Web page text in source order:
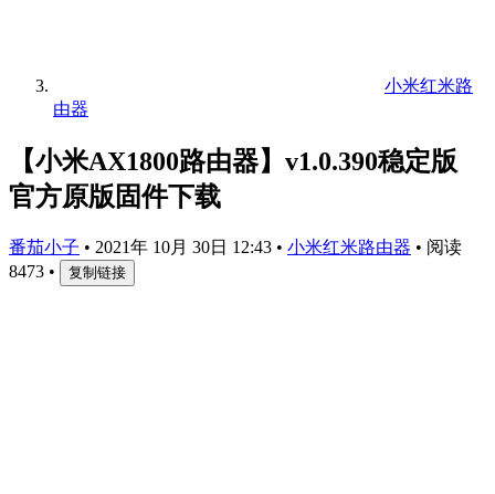
小米红米路
由器
【小米AX1800路由器】v1.0.390稳定版
官方原版固件下载
番茄小子 • 2021年 10月 30日 12:43 • 小米红米路由器 • 阅读
8473 • 复制链接